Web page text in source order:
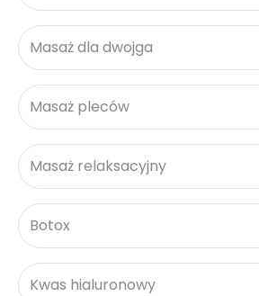
Masaż dla dwojga
Masaż pleców
Masaż relaksacyjny
Botox
Kwas hialuronowy